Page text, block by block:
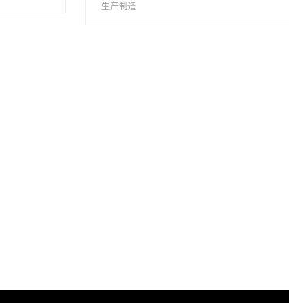
生产制造